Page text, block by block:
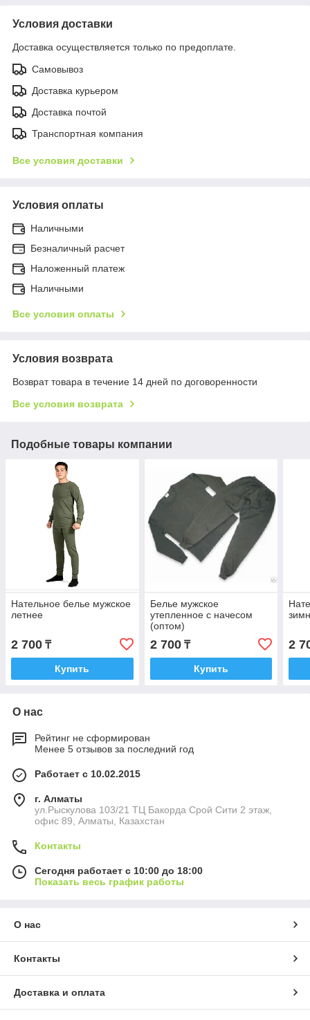
Условия доставки
Доставка осуществляется только по предоплате.
Самовывоз
Доставка курьером
Доставка почтой
Транспортная компания
Все условия доставки
Условия оплаты
Наличными
Безналичный расчет
Наложенный платеж
Наличными
Все условия оплаты
Условия возврата
Возврат товара в течение 14 дней по договоренности
Все условия возврата
Подобные товары компании
Нательное белье мужское
летнее
2 700 ₸
Купить
Белье мужское
утепленное с начесом
(оптом)
2 700₸
Купить
2
О нас
Рейтинг не сформирован
Менее 5 отзывов за последний год
Работает с 10.02.2015
г. Алматы
ул.Рыскулова 103/21 ТЦ Бакорда Срой Сити 2 этаж,
офис 89, Алматы, Казахстан
Контакты
Сегодня работает с 10:00 до 18:00
Показать весь график работы
О нас
Контакты
Доставка и оплата